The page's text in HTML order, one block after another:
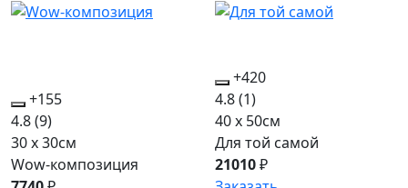
+155
4.8(9)
30 x 30см
Wow-композиция
+420
4.8(1)
40 x 50см
Для той самой
21010₽